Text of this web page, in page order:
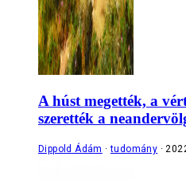
A húst megették, a
szerették a
Dippold Ádám tudomány